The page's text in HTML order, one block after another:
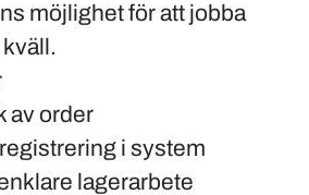
möjlighet för att jobba
av order
i system
lagerarbete